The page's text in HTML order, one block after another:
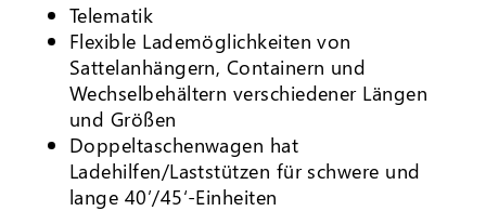
Telematik
Flexible Lademöglichkeiten von
Sattelanhängern, Containern und
Wechselbehältern verschiedener Längen
und Größen
Doppeltaschenwagen hat
Ladehilfen/Laststützen für schwere und
lange 40’/45‘-Einheiten